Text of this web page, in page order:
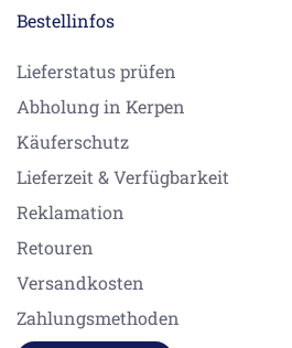
Bestellinfos
Lieferstatus prüfen
Abholung in Kerpen
Käuferschutz
Lieferzeit & Verfügbarkeit
Reklamation
Retouren
Versandkosten
Zahlungsmethoden